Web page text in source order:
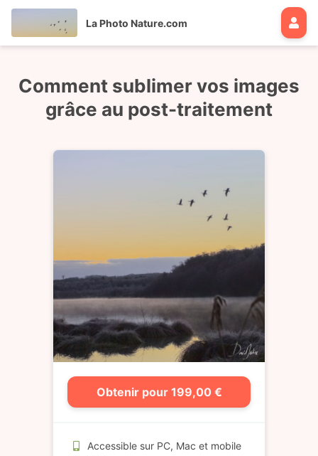
La Photo Nature.com
Comment sublimer vos images
grâce au post-traitement
Obtenir pour 199,00 €
Accessible sur PC, Mac et mobile